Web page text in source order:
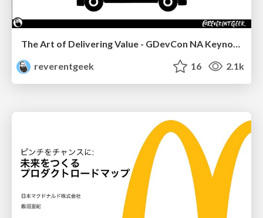
The Art of Delivering Value - GDevCon NA Keynote
reverentgeek
16 2.1k